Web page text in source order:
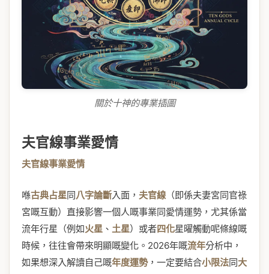
關於十神的專業插圖
夫官線事業愛情
夫官線事業愛情
喺古典占星同八字論斷入面， 夫官線 （即係夫妻宮同官祿
宮嘅互動）直接影響一個人嘅事業同愛情運勢，尤其係當
流年行星（例如火星 、 土星）或者四化星曜觸動呢條線嘅
時候，往往會帶來明顯嘅變化。2026年嘅流年分析中，
如果想深入解讀自己嘅年度運勢，一定要結合小限法同大